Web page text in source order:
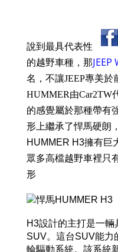
說到最具代表性
的越野車種，那JEEP
名，不讓JEEP專美
HUMMER由Car2TW
的感覺屬於那種帶有
形上繼承了悍馬硬朗
HUMMER H3擁有巨
眾多高檔越野車裡只
形
H3設計的主打是一
SUV。這台SUV能力
輪驅動系統。該系統